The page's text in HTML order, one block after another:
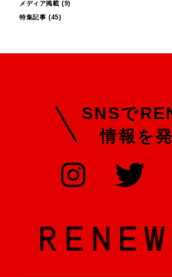
メディア掲載 (9)
特集記事 (45)
SNSで
情報を